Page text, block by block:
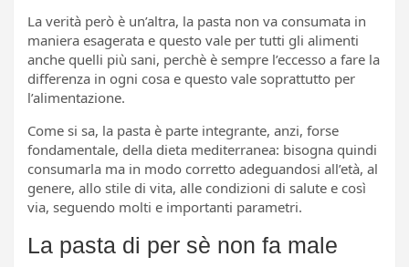
La verità però è un’altra, la pasta non va consumata in
maniera esagerata e questo vale per tutti gli alimenti
anche quelli più sani, perchè è sempre l’eccesso a fare la
differenza in ogni cosa e questo vale soprattutto per
l’alimentazione.
Come si sa, la pasta è parte integrante, anzi, forse
fondamentale, della dieta mediterranea: bisogna quindi
consumarla ma in modo corretto adeguandosi all’età, al
genere, allo stile di vita, alle condizioni di salute e così
via, seguendo molti e importanti parametri.
La pasta di per sè non fa male